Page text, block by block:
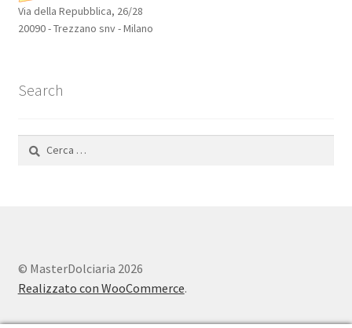
Via della Repubblica, 26/28
20090 - Trezzano snv - Milano
Search
© MasterDolciaria 2026
Realizzato con WooCommerce.